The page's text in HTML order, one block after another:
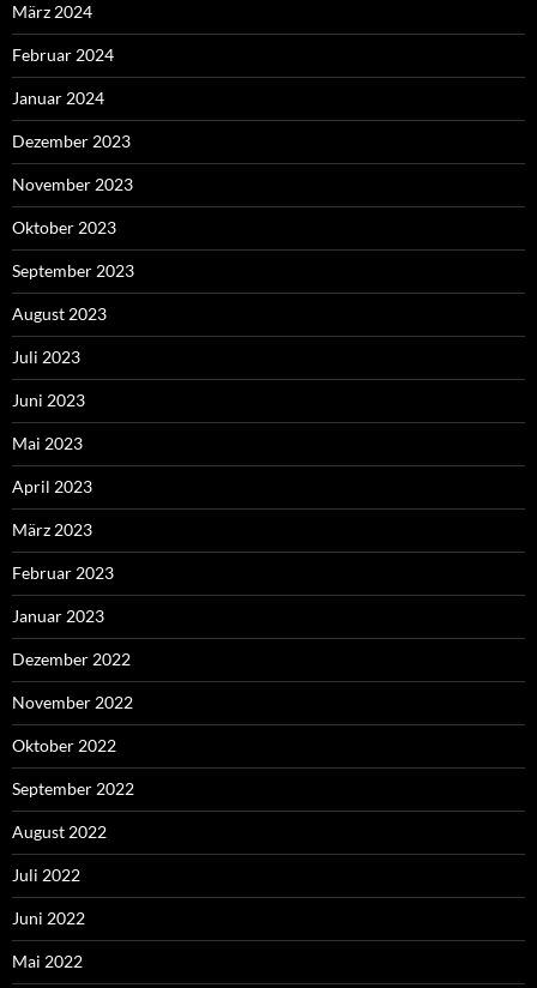
März 2024
Februar 2024
Januar 2024
Dezember 2023
November 2023
Oktober 2023
September 2023
August 2023
Juli 2023
Juni 2023
Mai 2023
April 2023
März 2023
Februar 2023
Januar 2023
Dezember 2022
November 2022
Oktober 2022
September 2022
August 2022
Juli 2022
Juni 2022
Mai 2022